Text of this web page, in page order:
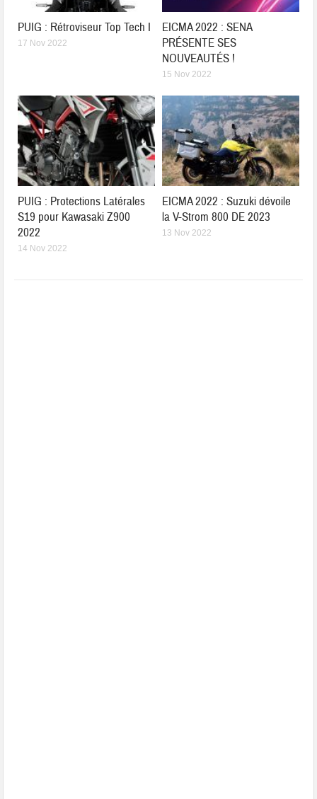
PUIG : Rétroviseur Top Tech I
17 Nov 2022
EICMA 2022 : SENA
PRÉSENTE SES
NOUVEAUTÉS !
15 Nov 2022
PUIG : Protections Latérales
S19 pour Kawasaki Z900
2022
14 Nov 2022
EICMA 2022 : Suzuki dévoile
la V-Strom 800 DE 2023
13 Nov 2022